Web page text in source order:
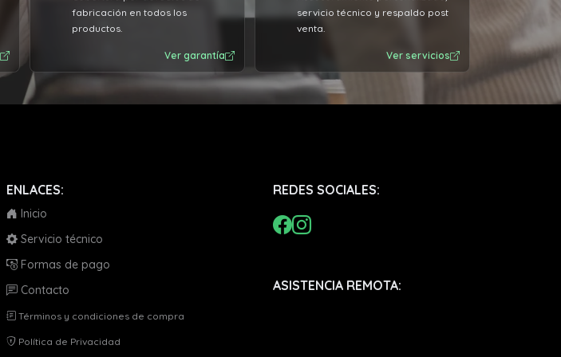
fabricación en todos los
productos.
Ver garantía
servicio técnico y respaldo post
venta.
Ver servicios
ENLACES:
Inicio
Servicio técnico
Formas de pago
Contacto
Términos y condiciones de compra
Política de Privacidad
REDES SOCIALES:
ASISTENCIA REMOTA: